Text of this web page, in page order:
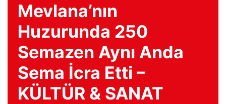
Mevlana’nın
Huzurunda 250
Semazen Aynı Anda
Sema İcra Etti –
KÜLTÜR & SANAT